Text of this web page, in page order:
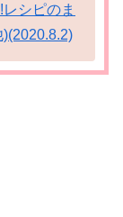
シピのま